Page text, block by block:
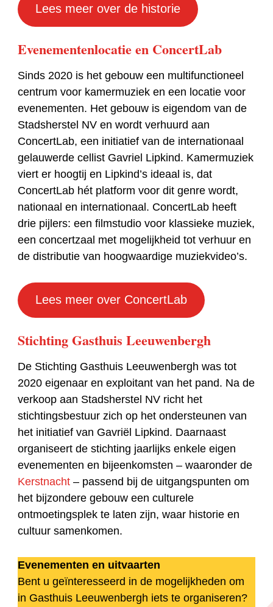
Lees meer over de historie
Evenementenlocatie en ConcertLab
Sinds 2020 is het gebouw een multifunctioneel
centrum voor kamermuziek en een locatie voor
evenementen. Het gebouw is eigendom van de
Stadsherstel NV en wordt verhuurd aan
ConcertLab, een initiatief van de internationaal
gelauwerde cellist Gavriel Lipkind. Kamermuziek
viert er hoogtij en Lipkind’s ideaal is, dat
ConcertLab hét platform voor dit genre wordt,
nationaal en internationaal. ConcertLab heeft
drie pijlers: een filmstudio voor klassieke muziek,
een concertzaal met mogelijkheid tot verhuur en
de distributie van hoogwaardige muziekvideo’s.
Lees meer over ConcertLab
Stichting Gasthuis Leeuwenbergh
De Stichting Gasthuis Leeuwenbergh was tot
2020 eigenaar en exploitant van het pand. Na de
verkoop aan Stadsherstel NV richt het
stichtingsbestuur zich op het ondersteunen van
het initiatief van Gavriël Lipkind. Daarnaast
organiseert de stichting jaarlijks enkele eigen
evenementen en bijeenkomsten – waaronder de
Kerstnacht – passend bij de uitgangspunten om
het bijzondere gebouw een culturele
ontmoetingsplek te laten zijn, waar historie en
cultuur samenkomen.
Evenementen en uitvaarten
Bent u geïnteresseerd in de mogelijkheden om
in Gasthuis Leeuwenbergh iets te organiseren?